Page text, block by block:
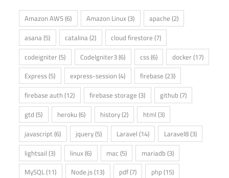
Amazon AWS(6) Amazon Linux(3) apache (2)
asana (5) catalina (2) cloud firestore (7)
codeigniter (5) CodeIgniter3(6) css(6) docker (17)
Express(5) express-session (4) firebase (23)
firebase auth (12) firebase storage (3) github (7)
gtd (5) heroku (6) history(2) html (3)
javascript(6) jquery(5) Laravel (14) Laravel8(3)
lightsail (3) linux(6) mac (5) mariadb (3)
MySQL(11) Node.js(13) pdf(7) php(15)